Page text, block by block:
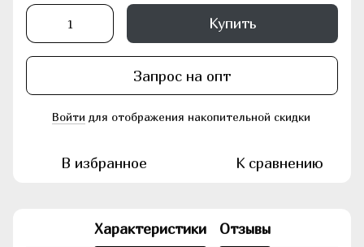
Купить
Запрос на опт
Войти для отображения накопительной скидки
В избранное К сравнению
Характеристики Отзывы